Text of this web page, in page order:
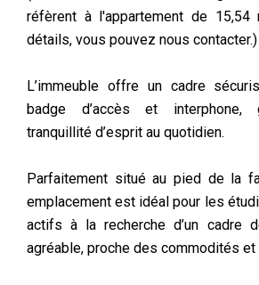
réfèrent à l'appartement de 15,54
détails, vous pouvez nous contacter.)
L’immeuble offre un cadre
badge d’accès et interphone,
tranquillité d’esprit au quotidien.
Parfaitement situé au pied de la
emplacement est idéal pour les
actifs à la recherche d’un cadre
agréable, proche des commodités